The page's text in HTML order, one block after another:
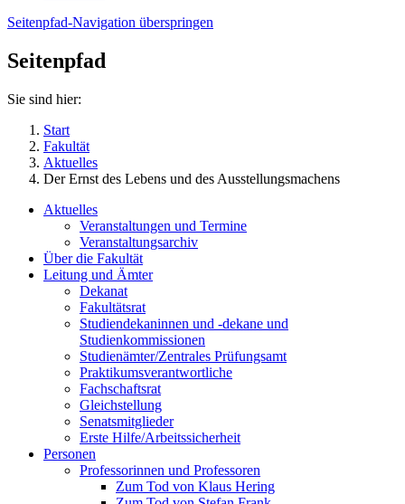
Seitenpfad-Navigation überspringen
Seitenpfad
Sie sind hier:
Start
Fakultät
Aktuelles
Der Ernst des Lebens und des Ausstellungsmachens
Aktuelles
Veranstaltungen und Termine
Veranstaltungsarchiv
Über die Fakultät
Leitung und Ämter
Dekanat
Fakultätsrat
Studiendekaninnen und -dekane und
Studienkommissionen
Studienämter/Zentrales Prüfungsamt
Praktikumsverantwortliche
Fachschaftsrat
Gleichstellung
Senatsmitglieder
Erste Hilfe/Arbeitssicherheit
Personen
Professorinnen und Professoren
Zum Tod von Klaus Hering